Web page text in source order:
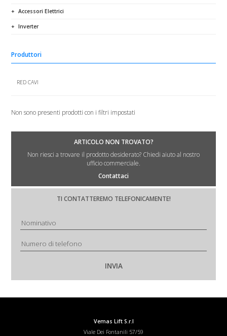
Accessori Elettrici
Inverter
Produttori
RED CAVI
Non sono presenti prodotti con i filtri impostati
ARTICOLO NON TROVATO?
Non riesci a trovare il prodotto desiderato? Chiedi aiuto al nostro
ufficio commerciale.
Contattaci
TI CONTATTEREMO TELEFONICAMENTE!
Vemas Lift S.r.l
Viale Dei Fontanili 57/59